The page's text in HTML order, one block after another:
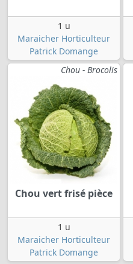
1 u
Maraicher Horticulteur
Patrick Domange
Chou - Brocolis
Chou vert frisé pièce
1 u
Maraicher Horticulteur
Patrick Domange